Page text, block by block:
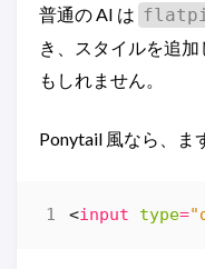
普通の AI は
き、スタイルを追
もしれません。
Ponytail 風なら、ま
<input type=